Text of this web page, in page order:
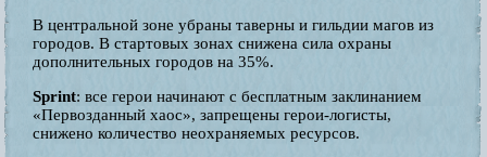
В центральной зоне убраны таверны и гильдии магов из
городов. В стартовых зонах снижена сила охраны
дополнительных городов на 35%.
Sprint: все герои начинают с бесплатным заклинанием
«Первозданный хаос», запрещены герои-логисты,
снижено количество неохраняемых ресурсов.